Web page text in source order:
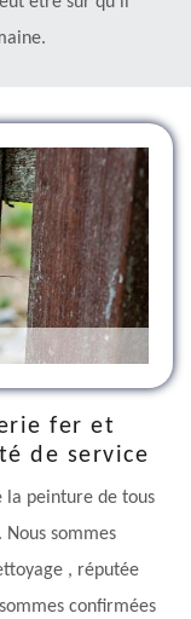
fer et
de service
la peinture de tous
sommes
, réputée
confirmées